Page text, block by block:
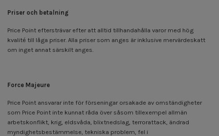
Priser och betalning
Price Point eftersträvar efter att alltid tillhandahålla varor med hög
kvalité till låga priser. Alla priser som anges är inklusive mervärdeskatt
om inget annat särskilt anges.
Force Majeure
Price Point ansvarar inte för förseningar orsakade av omständigheter
som Price Point inte kunnat råda över såsom tillexempel allmän
arbetskonflikt, krig, eldsvåda, blixtnedslag, terrorattack, ändrad
myndighetsbestämmelse, tekniska problem, fel i